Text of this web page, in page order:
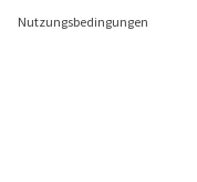
Nutzungsbedingungen